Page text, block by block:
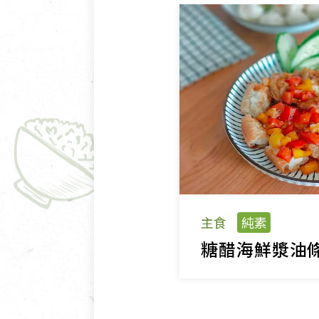
主食 純素
糖醋海鮮漿油